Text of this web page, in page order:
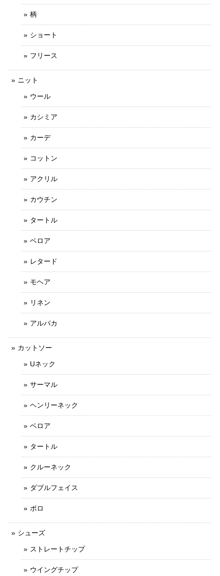
柄
ショート
フリース
ニット
ウール
カシミア
カーデ
コットン
アクリル
カウチン
タートル
ベロア
レタード
モヘア
リネン
アルパカ
カットソー
Uネック
サーマル
ヘンリーネック
ベロア
タートル
クルーネック
ダブルフェイス
ポロ
シューズ
ストレートチップ
ウイングチップ